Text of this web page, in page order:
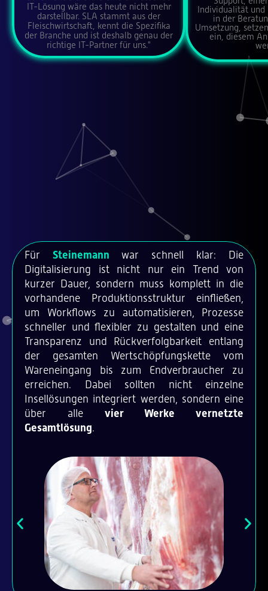
IT-Lösung wäre das heute nicht mehr
darstellbar. SLA stammt aus der
Fleischwirtschaft, kennt die Spezifika
der Branche und ist deshalb genau der
richtige IT-Partner für uns."
Individualität und
in der
Umsetzung,
ein, diesem
Für Steinemann
war schnell klar: Die
Digitalisierung ist nicht nur ein Trend von
kurzer Dauer, sondern muss komplett in die
vorhandene Produktionsstruktur einfließen,
um Workflows zu automatisieren, Prozesse
schneller und flexibler zu gestalten und eine
Transparenz und Rückverfolgbarkeit entlang
der gesamten Wertschöpfungskette vom
Wareneingang bis zum Endverbraucher zu
erreichen. Dabei sollten nicht einzelne
Insellösungen integriert werden, sondern eine
über alle vier Werke vernetzte
Gesamtlösung.